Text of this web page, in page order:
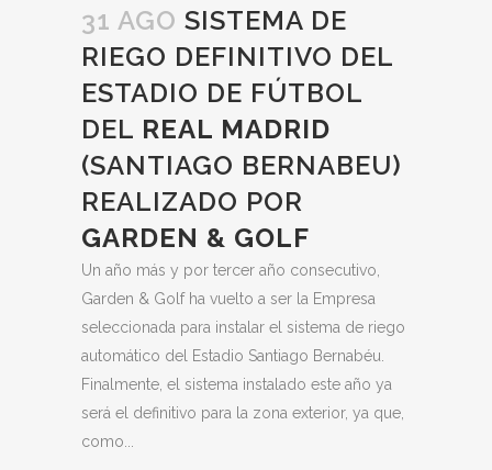
31 AGO SISTEMA DE
RIEGO DEFINITIVO DEL
ESTADIO DE FÚTBOL
DEL REAL MADRID
(SANTIAGO BERNABEU)
REALIZADO POR
GARDEN & GOLF
Un año más y por tercer año consecutivo,
Garden & Golf ha vuelto a ser la Empresa
seleccionada para instalar el sistema de riego
automático del Estadio Santiago Bernabéu.
Finalmente, el sistema instalado este año ya
será el definitivo para la zona exterior, ya que,
como...